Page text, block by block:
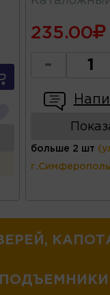
235.00
-
больше 2 шт